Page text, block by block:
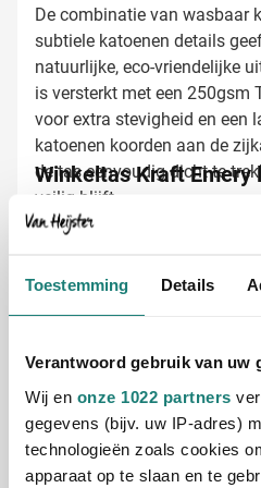
Toestemming Details
Verantwoord gebruik van uw
Wij en onze 1022 partners
gegevens (bijv. uw IP-adres)
technologieën zoals cookies
apparaat op te slaan en te
De combinatie van wasbaar
subtiele katoenen details
natuurlijke, eco-vriendelijke
is versterkt met een 250gsm
voor extra stevigheid en een
katoenen koorden aan de
de tas eenvoudig dicht te
veilig blijft.
Winkeltas Kraft Emery
Bij Van Heijster
hebt verschillende opties:
Met je bedrijfslogo in één
Met een pakkende slogan
De natuurlijke look van de
logo of boodschap perfect tot
keer dat de tas gebruikt